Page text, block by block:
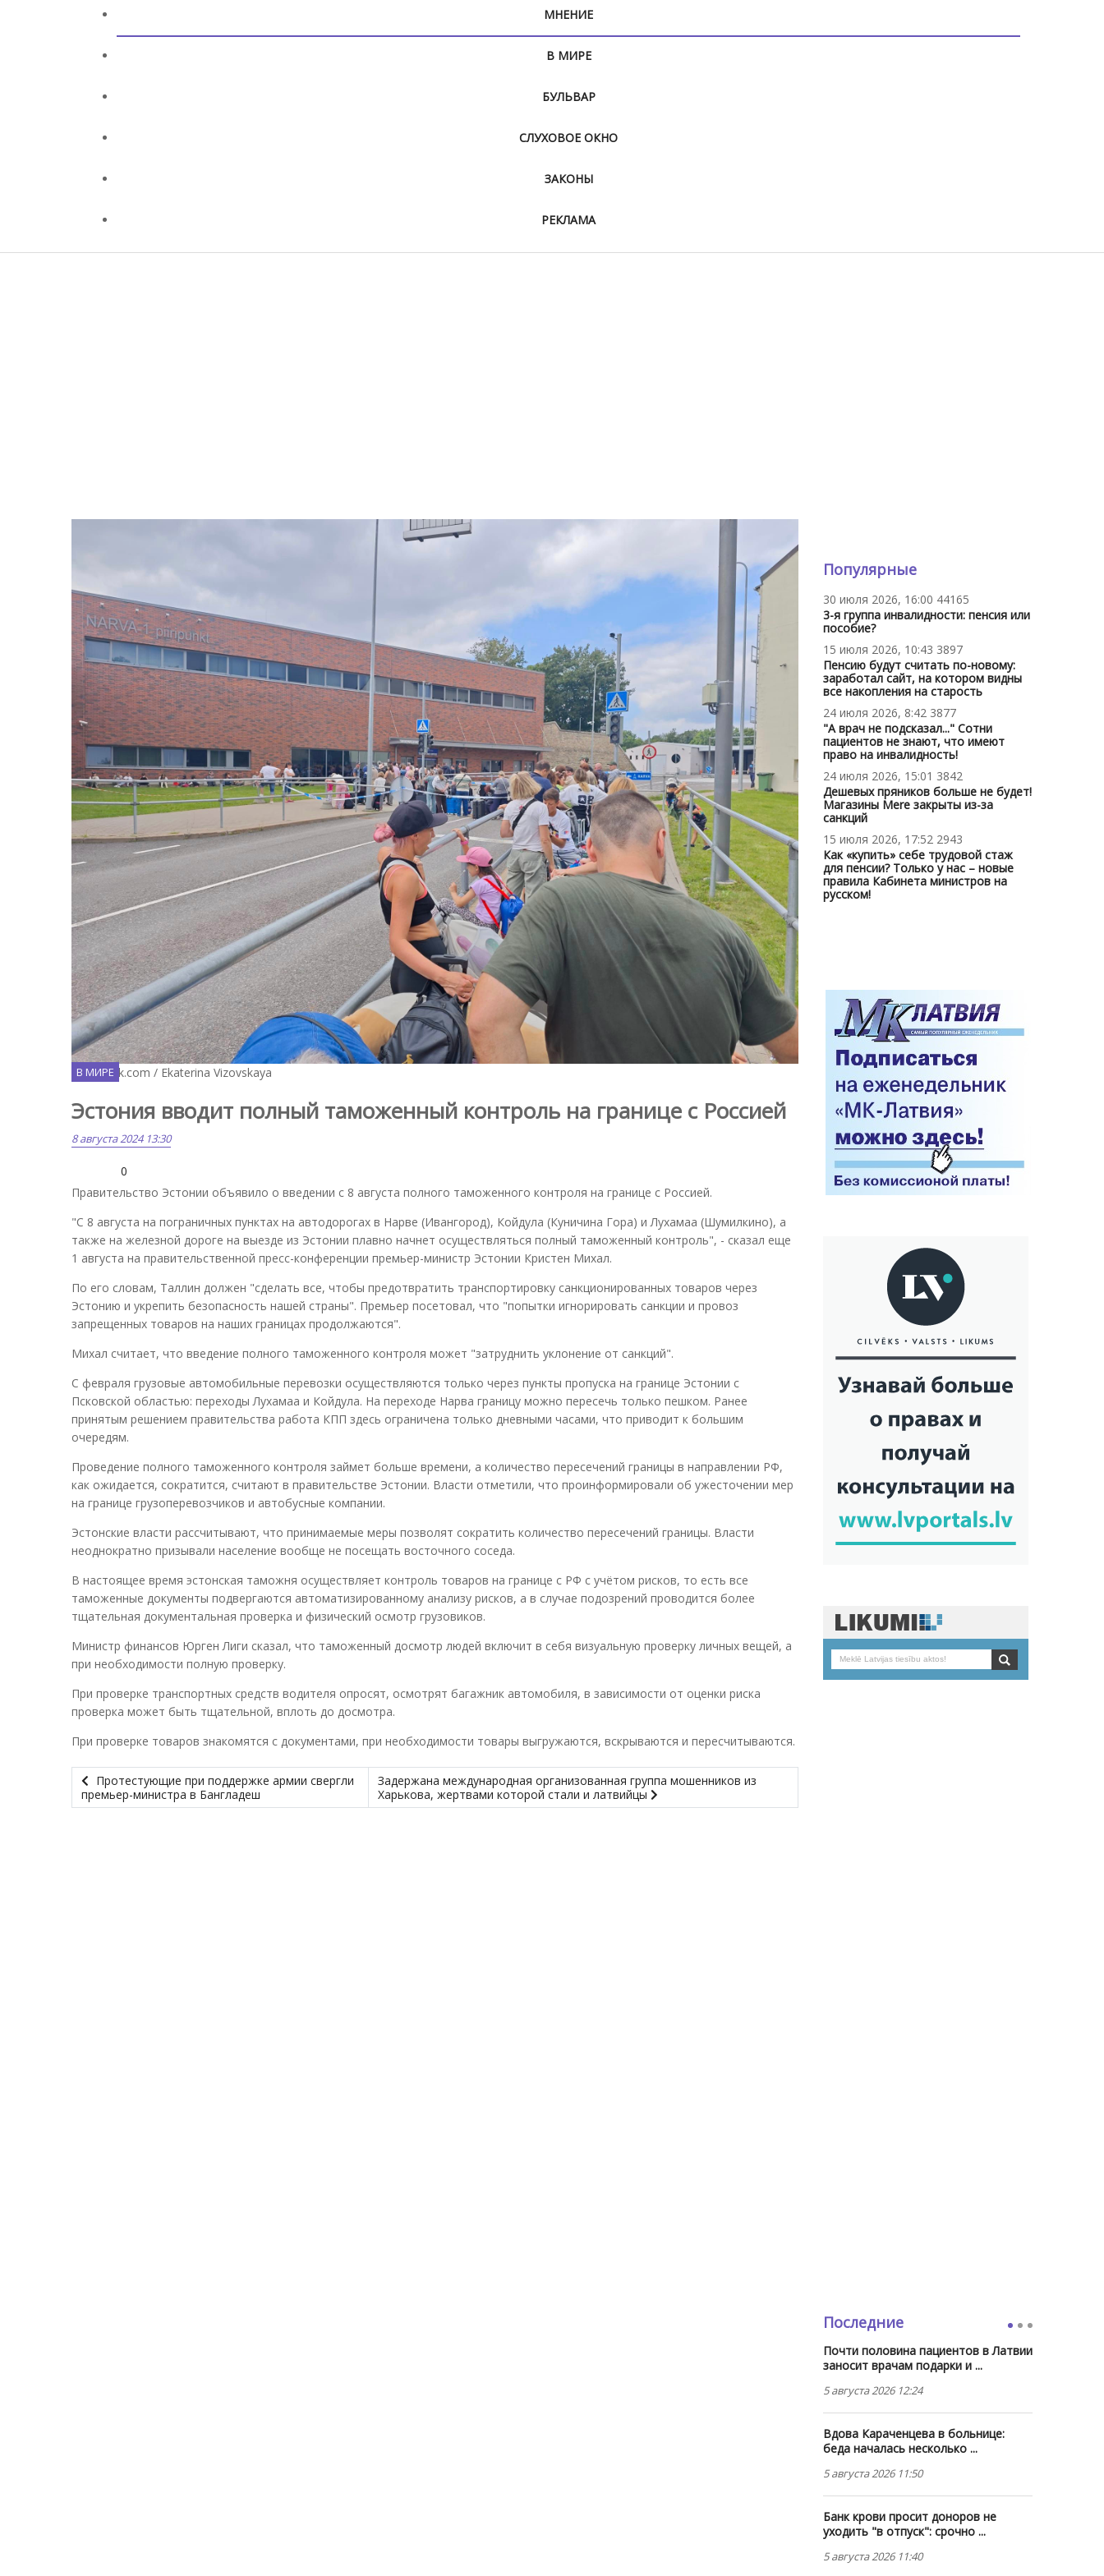
МНЕНИЕ
В МИРЕ
БУЛЬВАР
СЛУХОВОЕ ОКНО
ЗАКОНЫ
РЕКЛАМА
Facebook.com / Ekaterina Vizovskaya
В МИРЕ
Эстония вводит полный таможенный контроль на границе с Россией
8 августа 2024 13:30
0
Правительство Эстонии объявило о введении с 8 августа полного таможенного контроля на границе с Россией.
"С 8 августа на пограничных пунктах на автодорогах в Нарве (Ивангород), Койдула (Куничина Гора) и Лухамаа (Шумилкино), а
также на железной дороге на выезде из Эстонии плавно начнет осуществляться полный таможенный контроль", - сказал еще
1 августа на правительственной пресс-конференции премьер-министр Эстонии Кристен Михал.
По его словам, Таллин должен "сделать все, чтобы предотвратить транспортировку санкционированных товаров через
Эстонию и укрепить безопасность нашей страны". Премьер посетовал, что "попытки игнорировать санкции и провоз
запрещенных товаров на наших границах продолжаются".
Михал считает, что введение полного таможенного контроля может "затруднить уклонение от санкций".
С февраля грузовые автомобильные перевозки осуществляются только через пункты пропуска на границе Эстонии с
Псковской областью: переходы Лухамаа и Койдула. На переходе Нарва границу можно пересечь только пешком. Ранее
принятым решением правительства работа КПП здесь ограничена только дневными часами, что приводит к большим
очередям.
Проведение полного таможенного контроля займет больше времени, а количество пересечений границы в направлении РФ,
как ожидается, сократится, считают в правительстве Эстонии. Власти отметили, что проинформировали об ужесточении мер
на границе грузоперевозчиков и автобусные компании.
Эстонские власти рассчитывают, что принимаемые меры позволят сократить количество пересечений границы. Власти
неоднократно призывали население вообще не посещать восточного соседа.
В настоящее время эстонская таможня осуществляет контроль товаров на границе с РФ с учётом рисков, то есть все
таможенные документы подвергаются автоматизированному анализу рисков, а в случае подозрений проводится более
тщательная документальная проверка и физический осмотр грузовиков.
Министр финансов Юрген Лиги сказал, что таможенный досмотр людей включит в себя визуальную проверку личных вещей, а
при необходимости полную проверку.
При проверке транспортных средств водителя опросят, осмотрят багажник автомобиля, в зависимости от оценки риска
проверка может быть тщательной, вплоть до досмотра.
При проверке товаров знакомятся с документами, при необходимости товары выгружаются, вскрываются и пересчитываются.
Протестующие при поддержке армии свергли
премьер-министра в Бангладеш
Задержана международная организованная группа мошенников из
Харькова, жертвами которой стали и латвийцы
Популярные
30 июля 2026, 16:00 44165
3-я группа инвалидности: пенсия или
пособие?
15 июля 2026, 10:43 3897
Пенсию будут считать по-новому:
заработал сайт, на котором видны
все накопления на старость
24 июля 2026, 8:42 3877
"А врач не подсказал..." Сотни
пациентов не знают, что имеют
право на инвалидность!
24 июля 2026, 15:01 3842
Дешевых пряников больше не будет!
Магазины Mere закрыты из-за
санкций
15 июля 2026, 17:52 2943
Как «купить» себе трудовой стаж
для пенсии? Только у нас – новые
правила Кабинета министров на
русском!
Последние
Почти половина пациентов в Латвии
заносит врачам подарки и ...
5 августа 2026 12:24
Вдова Караченцева в больнице:
беда началась несколько ...
5 августа 2026 11:50
Банк крови просит доноров не
уходить "в отпуск": срочно ...
5 августа 2026 11:40